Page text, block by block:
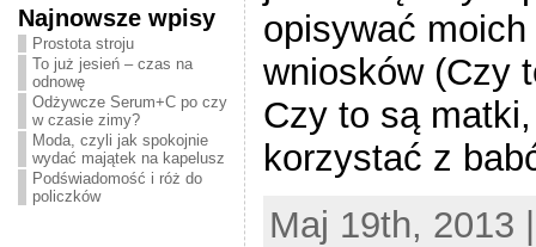
Najnowsze wpisy
Prostota stroju
To już jesień – czas na
odnowę
Odżywcze Serum+C po czy
w czasie zimy?
Moda, czyli jak spokojnie
wydać majątek na kapelusz
Podświadomość i róż do
policzków
opisywać
wniosków (Czy
Czy to są
korzystać z
Maj 19th, 2013